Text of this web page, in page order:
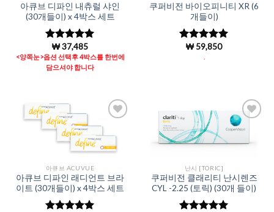
아큐브 디파인 내츄럴 샤인
(30개들이) x 4박스 세트
5 중에서
4.98로 평
가됨
₩37,485
<양쪽눈>옵션 선택후 4박스를 한번에
담으셔야 합니다
쿠퍼비전 바이오피니티 XR (6
개들이)
5 중에서
로 평가됨
₩59,850
Add to
Wishlist
아큐브 ACUVUE
아큐브 디파인 래디언트 브라
이트 (30개들이) x 4박스 세트
Add to
난시 [TORIC]
쿠퍼비전 클래리티 난시렌즈
CYL -2.25 (토릭) (30개 들이)